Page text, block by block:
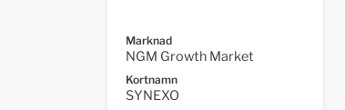
Marknad
NGM Growth Market
Kortnamn
SYNEXO